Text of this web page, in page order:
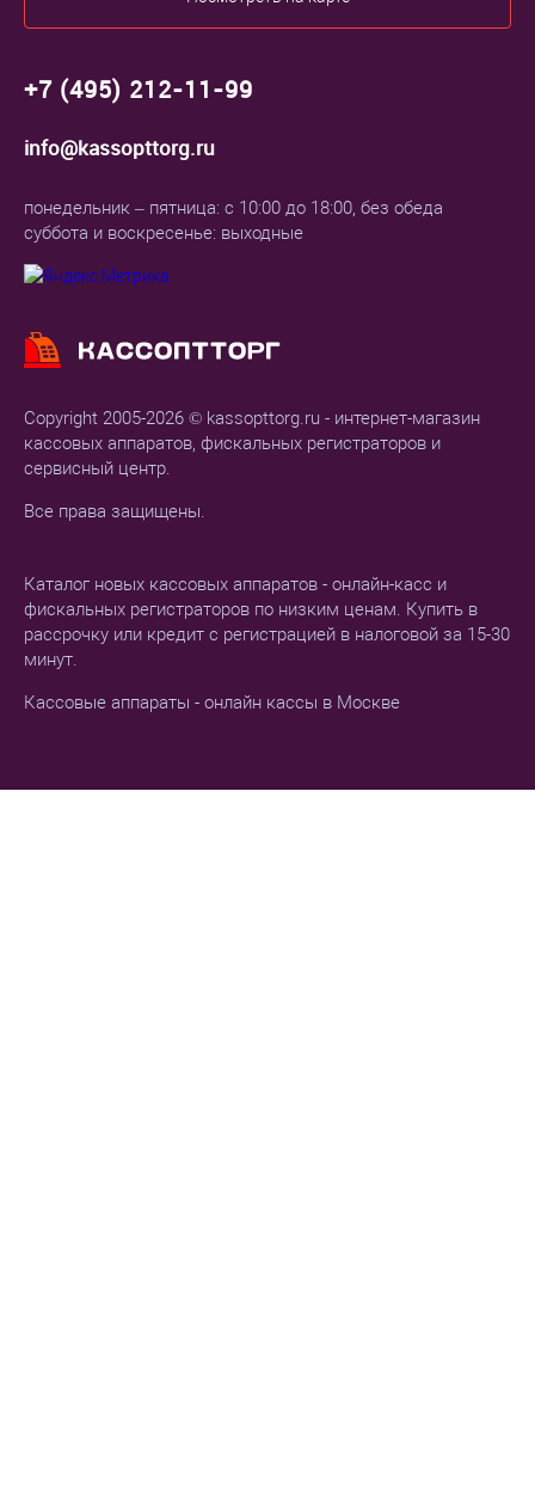
Copyright 2005-2026 © kassopttorg.ru - интернет-магазин
кассовых аппаратов, фискальных регистраторов и
сервисный центр.
Все права защищены.
Каталог новых кассовых аппаратов - онлайн-касс и
фискальных регистраторов по низким ценам. Купить в
рассрочку или кредит с регистрацией в налоговой за 15-30
минут.
Кассовые аппараты - онлайн кассы в Москве
+7 (495) 212-11-99
info@kassopttorg.ru
понедельник – пятница: с 10:00 до 18:00, без обеда
суббота и воскресенье: выходные